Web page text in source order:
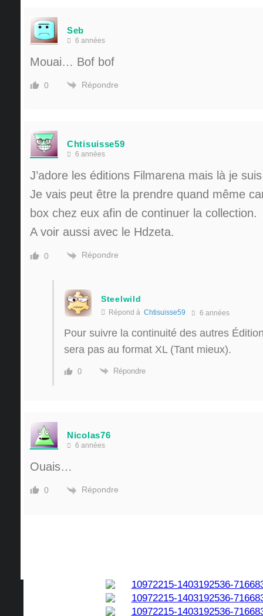
Seb
6 années
Mouai… Bof bof
0 Répondre
Chtisuisse59
6 années
J’adore les éditions Filmarena mais là je
Je vais peut être la prendre quand même
box chez eux afin de continuer la collection.
A voir aussi avec le Hdzeta.
0 Répondre
Steelwild
Répond à Chtisuisse59 6 années
Pour suivre la continuité des autres
sera pas au format XL (Tant mieux).
0 Répondre
Nicolas76
6 années
Ouais…
0 Répondre